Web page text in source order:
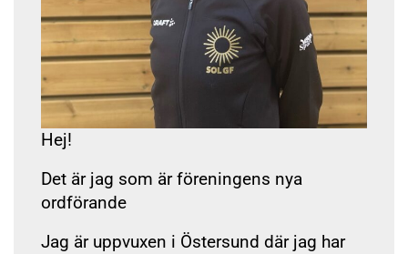
Hej!
Det är jag som är föreningens nya
ordförande
Jag är uppvuxen i Östersund där jag har